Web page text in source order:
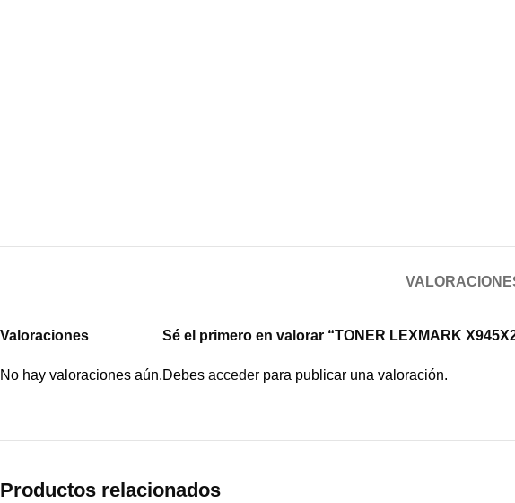
Valoraciones
No hay valoraciones aún.
Sé el primero en valorar “TONER LEXMARK
Debes acceder para publicar una valoración.
Productos relacionados